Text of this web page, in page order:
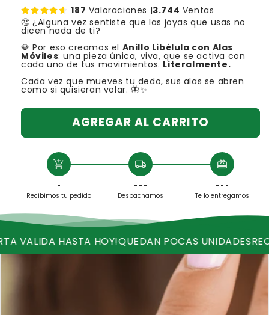
187 Valoraciones |3.744 Ventas
🤔 ¿Alguna vez sentiste que las joyas que usas no
dicen nada de ti?
💎 Por eso creamos el Anillo Libélula con Alas
Móviles: una pieza única, viva, que se activa con
cada uno de tus movimientos. Literalmente.
Cada vez que mueves tu dedo, sus alas se abren
como si quisieran volar. 🦋✨
AGREGAR AL CARRITO
add_shopping_cart
-
Recibimos tu pedido
local_shipping
- - -
Despachamos
redeem
- - -
Te lo entregamos
HASTA HOY!QUEDAN POCAS UNIDADES RECIBE